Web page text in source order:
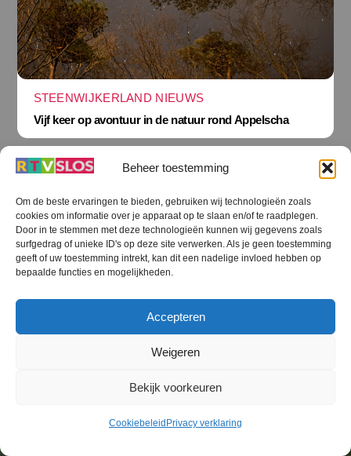
Beheer toestemming
Om de beste ervaringen te bieden, gebruiken wij technologieën zoals
cookies om informatie over je apparaat op te slaan en/of te raadplegen.
Door in te stemmen met deze technologieën kunnen wij gegevens zoals
surfgedrag of unieke ID's op deze site verwerken. Als je geen toestemming
geeft of uw toestemming intrekt, kan dit een nadelige invloed hebben op
bepaalde functies en mogelijkheden.
Accepteren
Weigeren
Bekijk voorkeuren
Cookiebeleid Privacy verklaring
STEENWIJKERLAND NIEUWS
Vijf keer op avontuur in de natuur rond Appelscha
Terug
naar
boven
RTV SLOS
RTV SLOS ANBI